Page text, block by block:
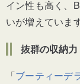
イン性も高く、
いが増えています
抜群の収納力
「ブーティーデ